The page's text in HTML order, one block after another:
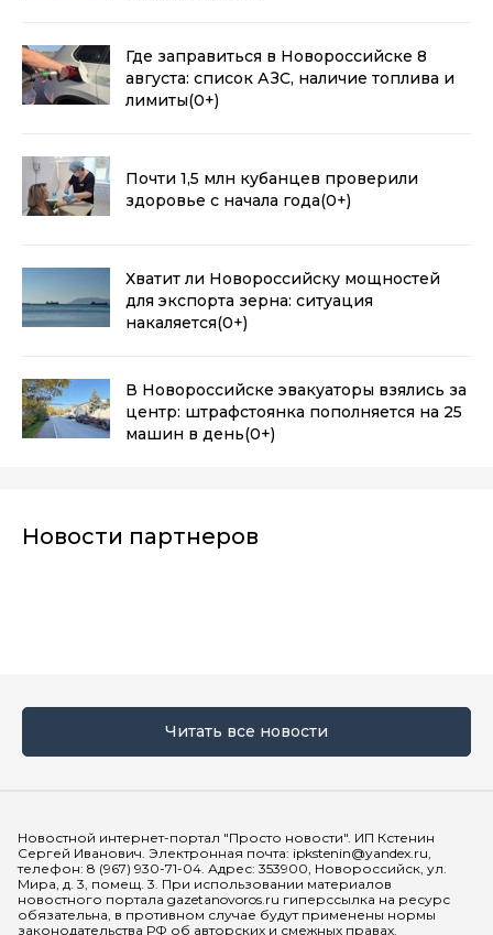
Где заправиться в Новороссийске 8
августа: список АЗС, наличие топлива и
лимиты(0+)
Почти 1,5 млн кубанцев проверили
здоровье с начала года(0+)
Хватит ли Новороссийску мощностей
для экспорта зерна: ситуация
накаляется(0+)
В Новороссийске эвакуаторы взялись за
центр: штрафстоянка пополняется на 25
машин в день(0+)
Новости партнеров
Читать все новости
Новостной интернет-портал "Просто новости". ИП Кстенин
Сергей Иванович. Электронная почта: ipkstenin@yandex.ru,
телефон: 8 (967) 930-71-04. Адрес: 353900, Новороссийск, ул.
Мира, д. 3, помещ. 3. При использовании материалов
новостного портала gazetanovoros.ru гиперссылка на ресурс
обязательна, в противном случае будут применены нормы
законодательства РФ об авторских и смежных правах.